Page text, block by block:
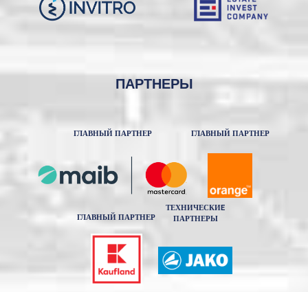
ПАРТНЕРЫ
ГЛАВНЫЙ ПАРТНЕР ГЛАВНЫЙ ПАРТНЕР
ГЛАВНЫЙ ПАРТНЕР
ТЕХНИЧЕСКИE
ПАРТНЕРЫ